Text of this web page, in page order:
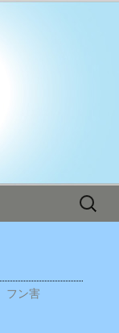
ブログ
検
フン害